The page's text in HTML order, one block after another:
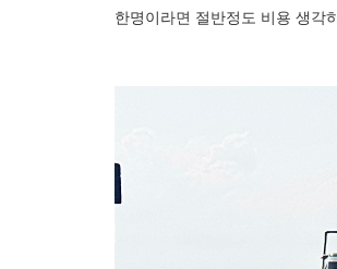
한명이라면 절반정도 비용 생각